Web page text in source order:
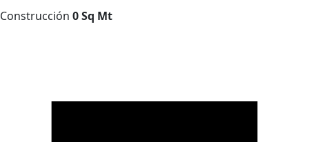
Construcción 0 Sq Mt